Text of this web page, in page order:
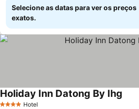
Selecione as datas para ver os preços
exatos.
4 EstrelasHotel
Holiday Inn Datong By Ihg